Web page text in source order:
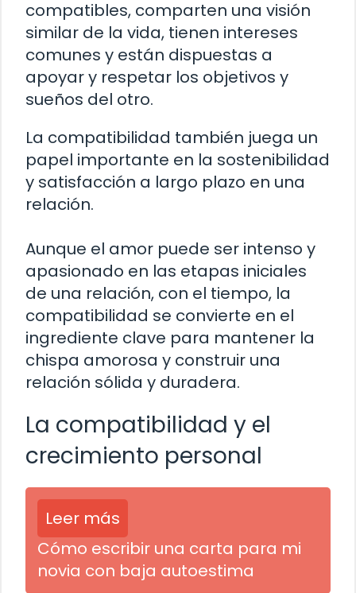
compatibles, comparten una visión
similar de la vida, tienen intereses
comunes y están dispuestas a
apoyar y respetar los objetivos y
sueños del otro.
La compatibilidad también juega un
papel importante en la sostenibilidad
y satisfacción a largo plazo en una
relación.
Aunque el amor puede ser intenso y
apasionado en las etapas iniciales
de una relación, con el tiempo, la
compatibilidad se convierte en el
ingrediente clave para mantener la
chispa amorosa y construir una
relación sólida y duradera.
La compatibilidad y el
crecimiento personal
Leer más
Cómo escribir una carta para mi
novia con baja autoestima